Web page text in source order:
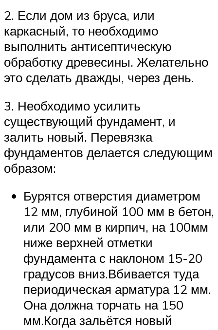
2. Если дом из бруса, или
каркасный, то необходимо
выполнить антисептическую
обработку древесины. Желательно
это сделать дважды, через день.
3. Необходимо усилить
существующий фундамент, и
залить новый. Перевязка
фундаментов делается следующим
образом:
Бурятся отверстия диаметром
12 мм, глубиной 100 мм в бетон,
или 200 мм в кирпич, на 100мм
ниже верхней отметки
фундамента с наклоном 15-20
градусов вниз.Вбивается туда
периодическая арматура 12 мм.
Она должна торчать на 150
мм.Когда зальётся новый